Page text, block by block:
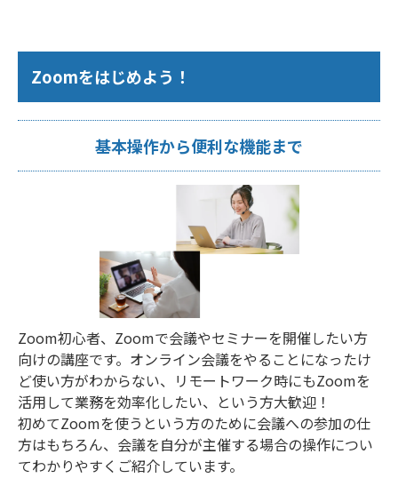
Zoomをはじめよう！
基本操作から便利な機能まで
Zoom初心者、Zoomで会議やセミナーを開催したい方
向けの講座です。オンライン会議をやることになったけ
ど使い方がわからない、リモートワーク時にもZoomを
活用して業務を効率化したい、という方大歓迎！
初めてZoomを使うという方のために会議への参加の仕
方はもちろん、会議を自分が主催する場合の操作につい
てわかりやすくご紹介しています。